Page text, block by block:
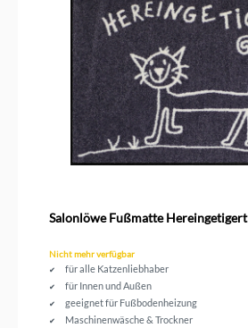
Salonlöwe Fußmatte Hereingetigert
Nicht mehr verfügbar
für alle Katzenliebhaber
für Innen und Außen
geeignet für Fußbodenheizung
Maschinenwäsche & Trockner